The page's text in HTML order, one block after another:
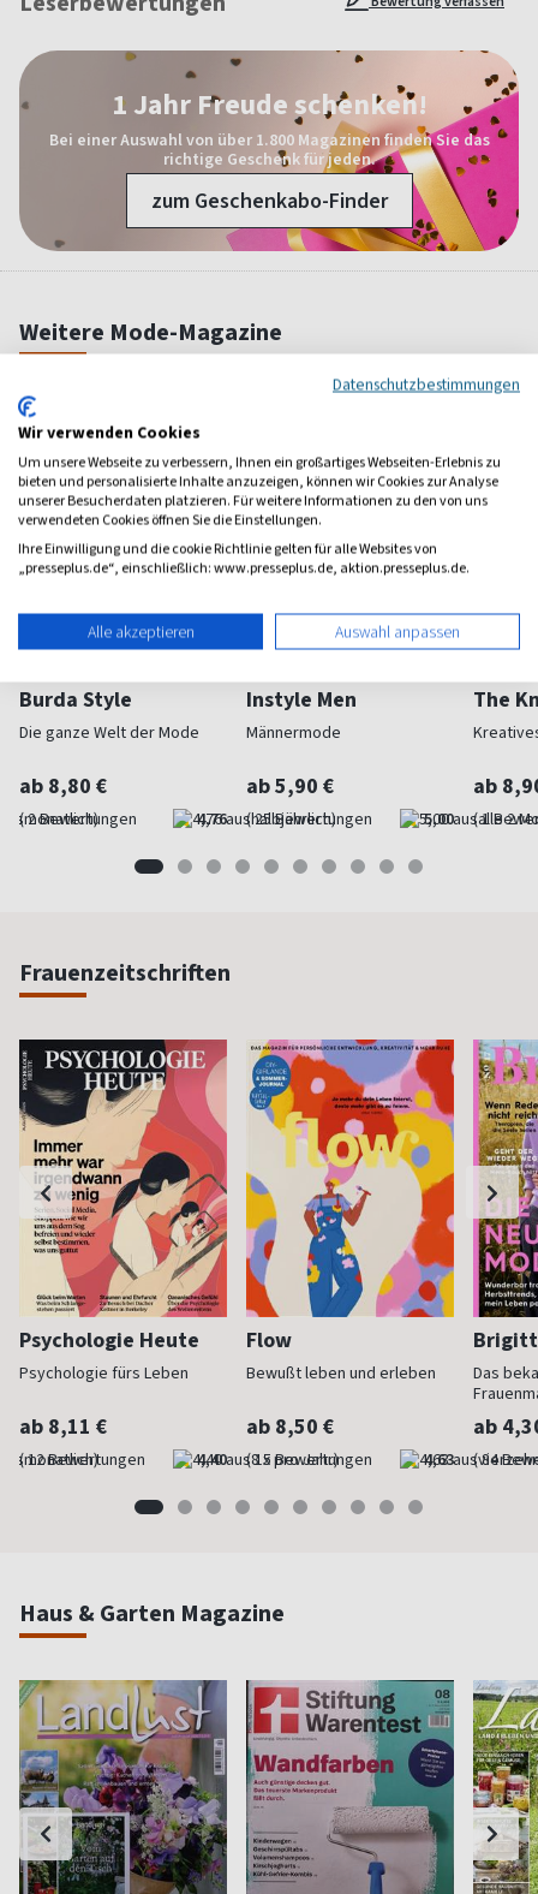
1 Jahr Freude schenken!
Bei einer Auswahl von über 1.800 Magazinen finden Sie das
richtige Geschenk für jeden.
zum Geschenkabo-Finder
Weitere Mode-Magazine
Burda Style
Die ganze Welt der Mode
ab 8,80 €
(monatlich) 4,76
Instyle Men
Männermode
ab 5,90 €
(halbjährlich) 5,00
The
ab
(alle 2
Frauenzeitschriften
Psychologie Heute
Psychologie fürs Leben
ab 8,11 €
(monatlich) 4,40
Flow
Bewußt leben und erleben
ab 8,50 €
(8 x pro Jahr) 4,63
Das
ab
Haus & Garten Magazine
Datenschutzbestimmungen
Wir verwenden Cookies
Um unsere Webseite zu verbessern, Ihnen ein großartiges Webseiten-Erlebnis zu
bieten und personalisierte Inhalte anzuzeigen, können wir Cookies zur Analyse
unserer Besucherdaten platzieren. Für weitere Informationen zu den von uns
verwendeten Cookies öffnen Sie die Einstellungen.
Ihre Einwilligung und die cookie Richtlinie gelten für alle Websites von
„presseplus.de“, einschließlich: www.presseplus.de, aktion.presseplus.de.
Alle akzeptieren Auswahl anpassen